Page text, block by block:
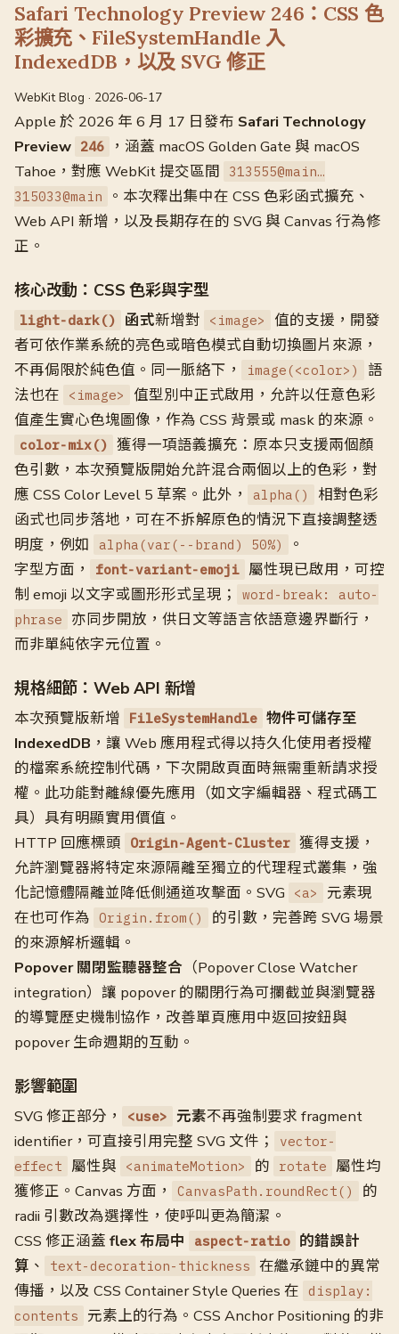
Safari Technology Preview 246：CSS 色
彩擴充、FileSystemHandle 入
IndexedDB，以及 SVG 修正
WebKit Blog · 2026-06-17
Apple 於 2026 年 6 月 17 日發布 Safari Technology
Preview 246
，涵蓋 macOS Golden Gate 與 macOS
Tahoe，對應 WebKit 提交區間
313555@main…
315033@main
。本次釋出集中在 CSS 色彩函式擴充、
Web API 新增，以及長期存在的 SVG 與 Canvas 行為修
正。
核心改動：CSS 色彩與字型
light-dark() 函式新增對 <image>
值的支援，開發
者可依作業系統的亮色或暗色模式自動切換圖片來源，
不再侷限於純色值。同一脈絡下，
image(<color>)
語
法也在
<image>
值型別中正式啟用，允許以任意色彩
值產生實心色塊圖像，作為 CSS 背景或 mask 的來源。
color-mix() 獲得一項語義擴充：原本只支援兩個顏
色引數，本次預覽版開始允許混合兩個以上的色彩，對
應 CSS Color Level 5 草案。此外，
alpha()
相對色彩
函式也同步落地，可在不拆解原色的情況下直接調整透
明度，例如
alpha(var(--brand) 50%)
。
字型方面，
font-variant-emoji 屬性現已啟用，可控
制 emoji 以文字或圖形形式呈現；
word-break: auto-
phrase
亦同步開放，供日文等語言依語意邊界斷行，
而非單純依字元位置。
規格細節：Web API 新增
本次預覽版新增 FileSystemHandle 物件可儲存至
IndexedDB ，讓 Web 應用程式得以持久化使用者授權
的檔案系統控制代碼，下次開啟頁面時無需重新請求授
權。此功能對離線優先應用（如文字編輯器、程式碼工
具）具有明顯實用價值。
HTTP 回應標頭
Origin-Agent-Cluster 獲得支援，
允許瀏覽器將特定來源隔離至獨立的代理程式叢集，強
化記憶體隔離並降低側通道攻擊面。SVG
<a>
元素現
在也可作為 Origin.from()
的引數，完善跨 SVG 場景
的來源解析邏輯。
Popover 關閉監聽器整合 （Popover Close Watcher
integration）讓 popover 的關閉行為可攔截並與瀏覽器
的導覽歷史機制協作，改善單頁應用中返回按鈕與
popover 生命週期的互動。
影響範圍
SVG 修正部分， <use> 元素不再強制要求 fragment
identifier，可直接引用完整 SVG 文件；
vector-
effect 屬性與 <animateMotion> 的 rotate 屬性均
獲修正。Canvas 方面，
CanvasPath.roundRect()
的
radii 引數改為選擇性，使呼叫更為簡潔。
CSS 修正涵蓋 flex 布局中 aspect-ratio 的錯誤計
算 、 text-decoration-thickness 在繼承鏈中的異常
傳播，以及 CSS Container Style Queries 在
display:
contents
元素上的行為。CSS Anchor Positioning 的非